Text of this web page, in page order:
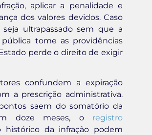
aplicar a penalidade e
dos valores devidos. Caso
seja ultrapassado sem que a
pública tome as providências
perde o direito de exigir
confundem a expiração
a prescrição administrativa.
saem do somatório da
doze meses, o registro
histórico da infração podem